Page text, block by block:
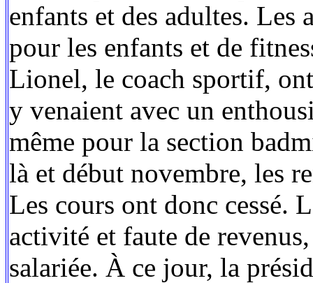
enfants et des adultes. Les
pour les enfants et de
Lionel, le coach sportif,
y venaient avec un
même pour la section
là et début novembre, les
Les cours ont donc cessé.
activité et faute de
salariée. À ce jour, la